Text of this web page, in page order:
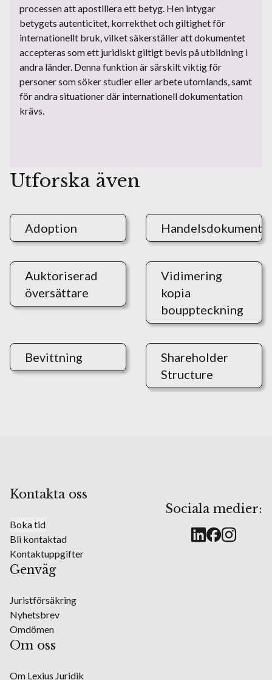
processen att apostillera ett betyg. Hen intygar
betygets autenticitet, korrekthet och giltighet för
internationellt bruk, vilket säkerställer att dokumentet
accepteras som ett juridiskt giltigt bevis på utbildning i
andra länder. Denna funktion är särskilt viktig för
personer som söker studier eller arbete utomlands, samt
för andra situationer där internationell dokumentation
krävs.
Utforska även
Adoption Handelsdokument
Auktoriserad
översättare
Vidimering
kopia
bouppteckning
Bevittning
Shareholder
Structure
Kontakta oss
Boka tid
Bli kontaktad
Kontaktuppgifter
Genväg
Juristförsäkring
Nyhetsbrev
Omdömen
Om oss
Om Lexius Juridik
Sociala medier: